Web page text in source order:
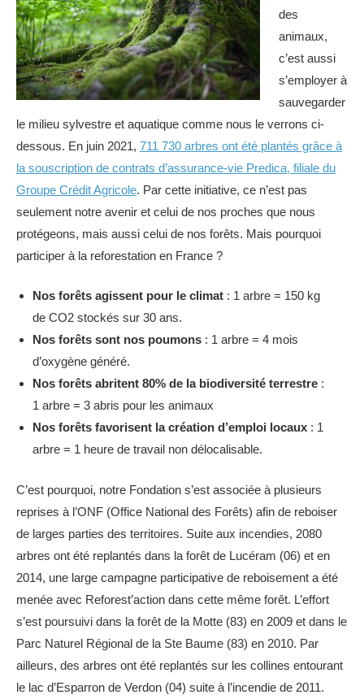
des
animaux,
c’est aussi
s’employer à
sauvegarder
le milieu sylvestre et aquatique comme nous le verrons ci-
dessous. En juin 2021, 711 730 arbres ont été plantés grâce à
la souscription de contrats d’assurance-vie Predica, filiale du
Groupe Crédit Agricole. Par cette initiative, ce n’est pas
seulement notre avenir et celui de nos proches que nous
protégeons, mais aussi celui de nos forêts. Mais pourquoi
participer à la reforestation en France ?
Nos forêts agissent pour le climat : 1 arbre = 150 kg
de CO2 stockés sur 30 ans.
Nos forêts sont nos poumons : 1 arbre = 4 mois
d’oxygène généré.
Nos forêts abritent 80% de la biodiversité terrestre :
1 arbre = 3 abris pour les animaux
Nos forêts favorisent la création d’emploi locaux : 1
arbre = 1 heure de travail non délocalisable.
C’est pourquoi, notre Fondation s’est associée à plusieurs
reprises à l’ONF (Office National des Forêts) afin de reboiser
de larges parties des territoires. Suite aux incendies, 2080
arbres ont été replantés dans la forêt de Lucéram (06) et en
2014, une large campagne participative de reboisement a été
menée avec Reforest’action dans cette même forêt. L’effort
s’est poursuivi dans la forêt de la Motte (83) en 2009 et dans le
Parc Naturel Régional de la Ste Baume (83) en 2010. Par
ailleurs, des arbres ont été replantés sur les collines entourant
le lac d’Esparron de Verdon (04) suite à l’incendie de 2011.